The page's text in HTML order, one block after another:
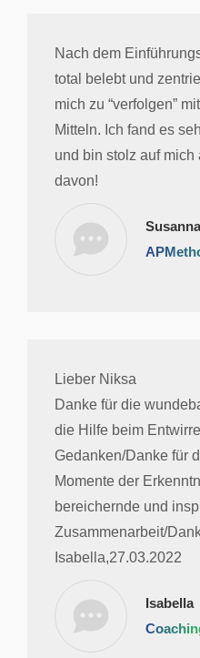
Nach dem
total belebt und
mich zu “verfolgen”
Mitteln. Ich fand es
und bin stolz auf mich
davon!
Isabella
Lieber Niksa
Danke für die
die Hilfe beim
Gedanken/Danke für
Momente der
bereichernde und
Zusammenarbeit/
Isabella,27.03.2022